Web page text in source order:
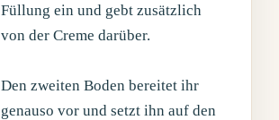
Füllung ein und gebt zusätzlich
von der Creme darüber.
Den zweiten Boden bereitet ihr
genauso vor und setzt ihn auf den